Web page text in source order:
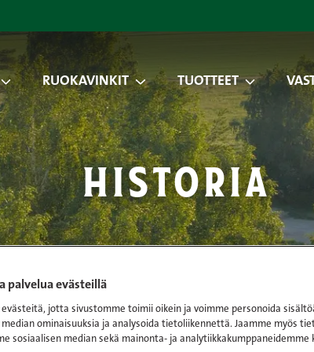
RUOKAVINKIT TUOTTEET
historia
palvelua evästeillä
evästeitä, jotta sivustomme toimii oikein ja voimme personoida
median ominaisuuksia ja analysoida tietoliikennettä. Jaamme myös
sosiaalisen median sekä mainonta- ja analytiikkakumppaneidemme